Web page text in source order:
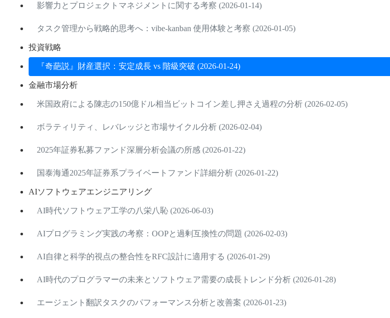
影響力とプロジェクトマネジメントに関する考察 (2026-01-14)
タスク管理から戦略的思考へ：vibe-kanban 使用体験と考察 (2026-01-05)
投資戦略
『奇葩説』財産選択：安定成長 vs 階級突破 (2026-01-24)
金融市場分析
米国政府による陳志の150億ドル相当ビットコイン差し押さえ過程の分析 (2026-02-05)
ボラティリティ、レバレッジと市場サイクル分析 (2026-02-04)
2025年証券私募ファンド深層分析会議の所感 (2026-01-22)
国泰海通2025年証券系プライベートファンド詳細分析 (2026-01-22)
AIソフトウェアエンジニアリング
AI時代ソフトウェア工学の八栄八恥 (2026-06-03)
AIプログラミング実践の考察：OOPと過剰互換性の問題 (2026-02-03)
AI自律と科学的視点の整合性をRFC設計に適用する (2026-01-29)
AI時代のプログラマーの未来とソフトウェア需要の成長トレンド分析 (2026-01-28)
エージェント翻訳タスクのパフォーマンス分析と改善案 (2026-01-23)